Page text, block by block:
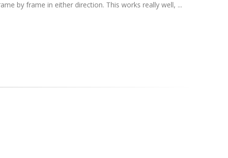
by frame in either direction. This works really well, ...